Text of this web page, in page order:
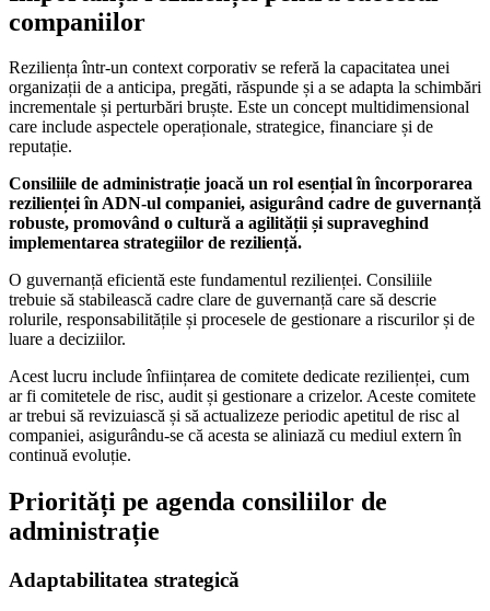
companiilor
Reziliența într-un context corporativ se referă la capacitatea unei
organizații de a anticipa, pregăti, răspunde și a se adapta la schimbări
incrementale și perturbări bruște. Este un concept multidimensional
care include aspectele operaționale, strategice, financiare și de
reputație.
Consiliile de administrație joacă un rol esențial în încorporarea
rezilienței în ADN-ul companiei, asigurând cadre de guvernanță
robuste, promovând o cultură a agilității și supraveghind
implementarea strategiilor de reziliență.
O guvernanță eficientă este fundamentul rezilienței. Consiliile
trebuie să stabilească cadre clare de guvernanță care să descrie
rolurile, responsabilitățile și procesele de gestionare a riscurilor și de
luare a deciziilor.
Acest lucru include înființarea de comitete dedicate rezilienței, cum
ar fi comitetele de risc, audit și gestionare a crizelor. Aceste comitete
ar trebui să revizuiască și să actualizeze periodic apetitul de risc al
companiei, asigurându-se că acesta se aliniază cu mediul extern în
continuă evoluție.
Priorități pe agenda consiliilor de
administrație
Adaptabilitatea strategică